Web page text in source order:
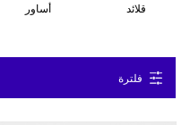
قلائد أساور
فلترة